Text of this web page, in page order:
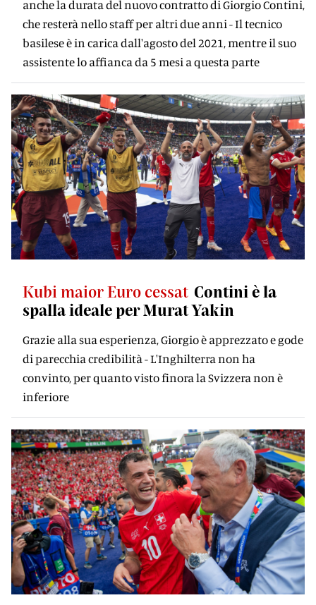
anche la durata del nuovo contratto di Giorgio Contini,
che resterà nello staff per altri due anni - Il tecnico
basilese è in carica dall'agosto del 2021, mentre il suo
assistente lo affianca da 5 mesi a questa parte
Kubi maior Euro cessat Contini è la
spalla ideale per Murat Yakin
Grazie alla sua esperienza, Giorgio è apprezzato e gode
di parecchia credibilità - L'Inghilterra non ha
convinto, per quanto visto finora la Svizzera non è
inferiore